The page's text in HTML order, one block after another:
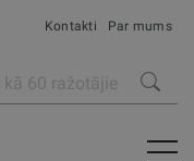
Kontakti Par mums